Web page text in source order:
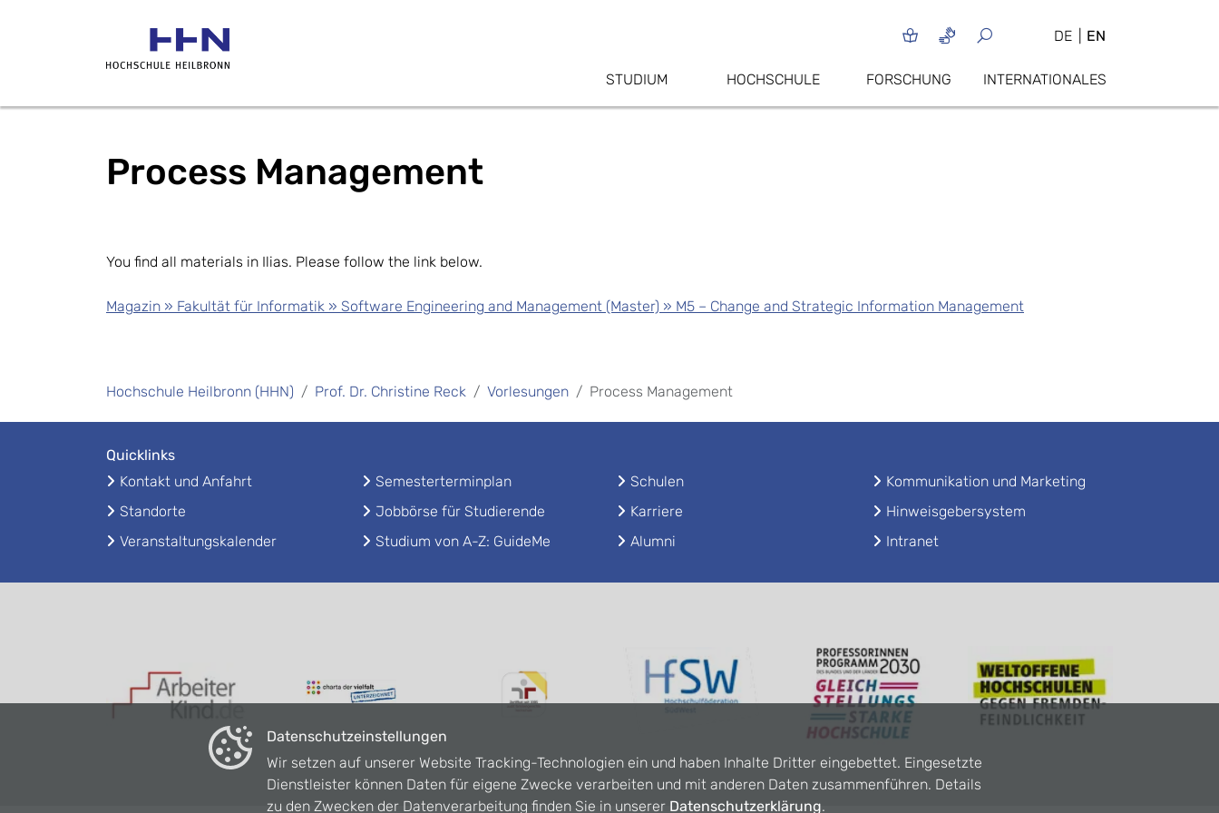
DE EN
STUDIUM HOCHSCHULE FORSCHUNG INTERNATIONALES
Process Management
You find all materials in Ilias. Please follow the link below.
Magazin » Fakultät für Informatik » Software Engineering and Management (Master) » M5 – Change and Strategic Information Management
Hochschule Heilbronn (HHN) Prof. Dr. Christine Reck Vorlesungen Process Management
Quicklinks
Kontakt und Anfahrt
Standorte
Veranstaltungskalender
Semesterterminplan
Jobbörse für Studierende
Studium von A-Z: GuideMe
Schulen
Karriere
Alumni
Kommunikation und Marketing
Hinweisgebersystem
Intranet
Datenschutzeinstellungen
Wir setzen auf unserer Website Tracking-Technologien ein und haben Inhalte Dritter eingebettet. Eingesetzte
Dienstleister können Daten für eigene Zwecke verarbeiten und mit anderen Daten zusammenführen. Details
zu den Zwecken der Datenverarbeitung finden Sie in unserer Datenschutzerklärung.